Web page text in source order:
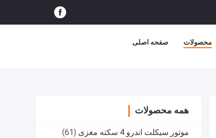
صفحه اصلی محصولات
همه محصولات
موتور سیکلت اندرو 4 سکته مغزی (61)